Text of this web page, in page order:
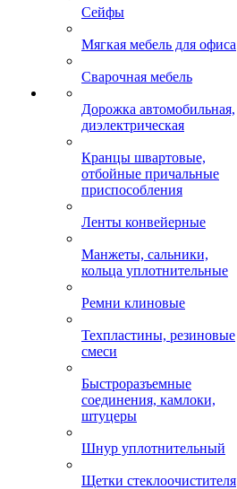
Сейфы
Мягкая мебель для офиса
Сварочная мебель
Дорожка автомобильная,
диэлектрическая
Кранцы швартовые,
отбойные причальные
приспособления
Ленты конвейерные
Манжеты, сальники,
кольца уплотнительные
Ремни клиновые
Техпластины, резиновые
смеси
Быстроразъемные
соединения, камлоки,
штуцеры
Шнур уплотнительный
Щетки стеклоочистителя